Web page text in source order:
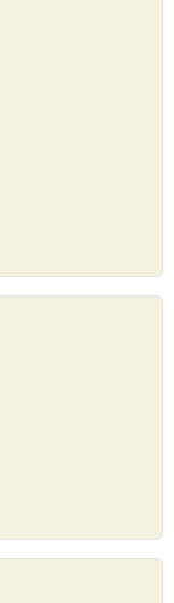
tích 236ml
tiếp lên da.
cho đến khi dầu